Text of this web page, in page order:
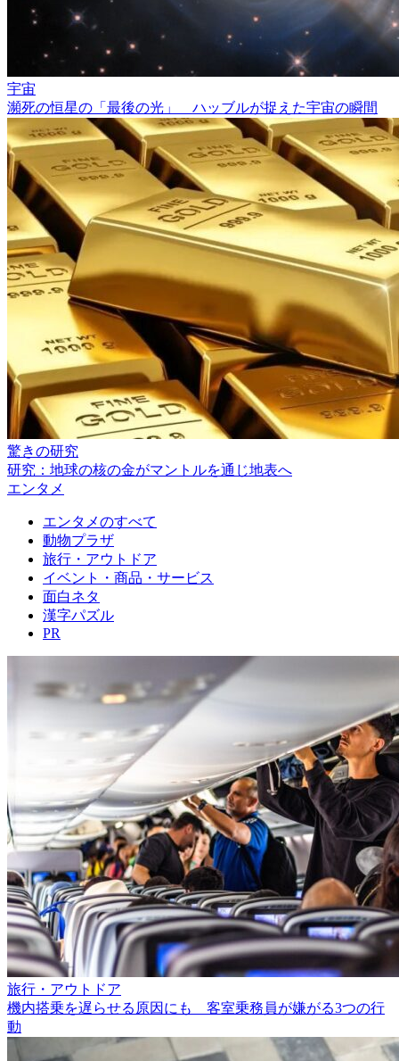
宇宙
瀕死の恒星の「最後の光」 ハッブルが捉えた宇宙の瞬間
驚きの研究
研究：地球の核の金がマントルを通じ地表へ
エンタメ
エンタメのすべて
動物プラザ
旅行・アウトドア
イベント・商品・サービス
面白ネタ
漢字パズル
PR
旅行・アウトドア
機内搭乗を遅らせる原因にも 客室乗務員が嫌がる3つの行
動